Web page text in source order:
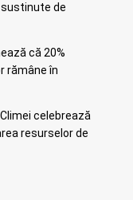
de
că 20%
rămâne în
celebrează
resurselor de